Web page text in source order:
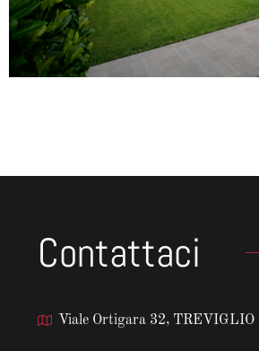
Contattaci
Viale Ortigara 32, TREVIGLIO